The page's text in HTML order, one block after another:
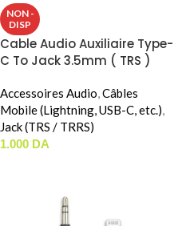
NON -
DISP
Cable Audio Auxiliaire Type-
C To Jack 3.5mm ( TRS )
Accessoires Audio,Câbles
Mobile (Lightning, USB-C, etc.),
Jack (TRS / TRRS)
1.000 DA